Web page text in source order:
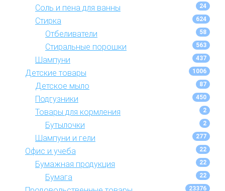
Соль и пена для ванны 24
Стирка 624
Отбеливатели 58
Стиральные порошки 563
Шампуни 437
Детские товары 1006
Детское мыло 87
Подгузники 450
Товары для кормления 2
Бутылочки 2
Шампуни и гели 277
Офис и учеба 22
Бумажная продукция 22
Бумага 22
23376